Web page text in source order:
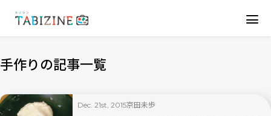
手作りの記事一覧
Dec. 21st, 2015京田未歩